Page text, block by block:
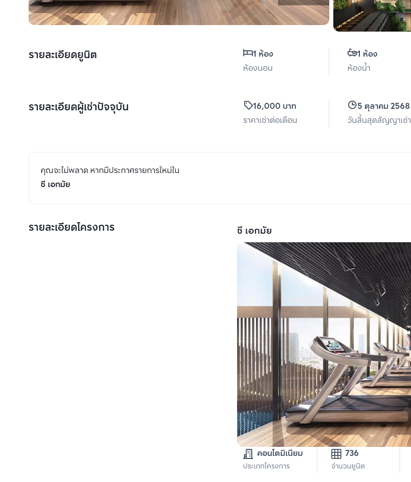
รายละเอียดยูนิต
1 ห้อง
ห้องนอน
1 ห้อง
ห้องน้ำ
รายละเอียดผู้เช่าปัจจุบัน
16,000 บาท
ราคาเช่าต่อเดือน
5 ตุลาคม 2568
วันสิ้นสุดสัญญาเช่า
คุณจะไม่พลาด หากมีประกาศรายการใหม่ใน
ซี เอกมัย
รายละเอียดโครงการ ซี เอกมัย
คอนโดมิเนียม
ประเภทโครงการ
736
จำนวนยูนิต